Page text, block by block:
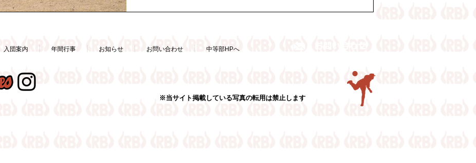
入団案内 年間行事 お知らせ お問い合わせ 中等部HPへ
※当サイト掲載している写真の転用は禁止します